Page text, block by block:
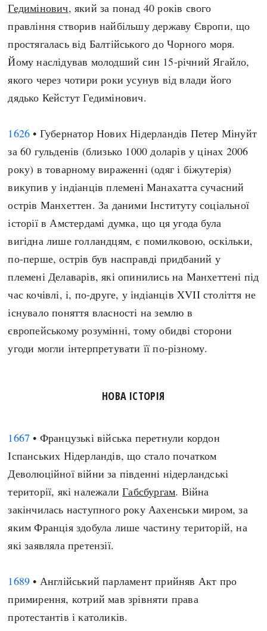
Рубрики
Авіація і космонавтика
Битви і війни
Кримінал
Культура і мистецтво
Людина і суспільство
Наука, освіта і техніка
Особистості
Подорожі і відкриття
Політика
Розваги і дозвілля
Україна
Княжа доба
Козацька доба
Україна незалежна
ЗНО
Регіони
Австралія
Європа
Хронологія
Античні часи
Темні віки
Високе Середньовіччя
Пізнє Середньовіччя
Нова історія
Новітня історія
Наш час
Індекси
Нові статті
Визначальні події
Автори
Гедимінович, який за понад 40 років свого
правління створив найбільшу державу Європи, що
простягалась від Балтійського до Чорного моря.
Йому наслідував молодший син 15-річний Ягайло,
якого через чотири роки усунув від влади його
дядько Кейстут Гедимінович.
1626 • Губернатор Нових Нідерландів Петер Мінуйт
за 60 гульденів (близько 1000 доларів у цінах 2006
року) в товарному вираженні (одяг і біжутерія)
викупив у індіанців племені Манахатта сучасний
острів Манхеттен. За даними Інституту соціальної
історії в Амстердамі думка, що ця угода була
вигідна лише голландцям, є помилковою, оскільки,
по-перше, острів був насправді придбаний у
племені Делаварів, які опинились на Манхеттені під
час кочівлі, і, по-друге, у індіанців XVII століття не
існувало поняття власності на землю в
європейському розумінні, тому обидві сторони
угоди могли інтерпретувати її по-різному.
НОВА ІСТОРІЯ
1667 • Французькі війська перетнули кордон
Іспанських Нідерландів, що стало початком
Деволюційної війни за південні нідерландські
території, які належалиГабсбургам. Війна
закінчилась наступного року Аахенськи миром, за
яким Франція здобула лише частину територій, на
які заявляла претензії.
1689 • Англійський парламент прийняв Акт про
примирення, котрий мав зрівняти права
протестантів і католиків.